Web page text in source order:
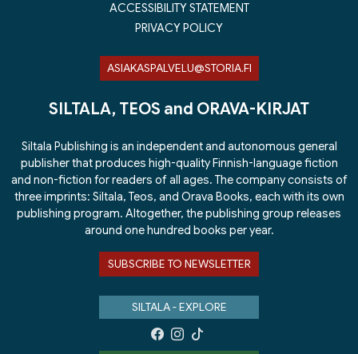
ACCESSIBILITY STATEMENT
PRIVACY POLICY
ASIAKASPALVELU@STORIA.FI
SILTALA, TEOS and ORAVA-KIRJAT
Siltala Publishing is an independent and autonomous general
publisher that produces high-quality Finnish-language fiction
and non-fiction for readers of all ages. The company consists of
three imprints: Siltala, Teos, and Orava Books, each with its own
publishing program. Altogether, the publishing group releases
around one hundred books per year.
SUBSCRIBE TO NEWSLETTER
SILTALA - EXPLORE